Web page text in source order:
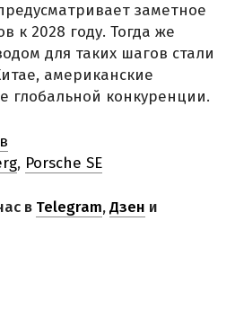
заметное
к 2028 году. Тогда же
для таких шагов стали
американские
глобальной конкуренции.
, Porsche SE
в Telegram,Дзен и